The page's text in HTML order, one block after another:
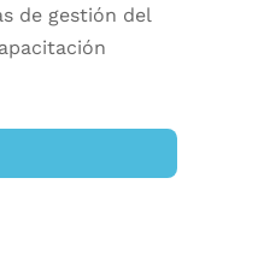
de gestión del